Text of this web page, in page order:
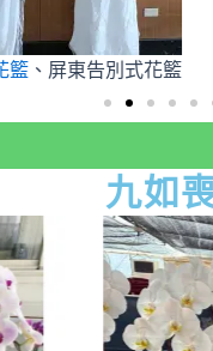
式花籃
九如